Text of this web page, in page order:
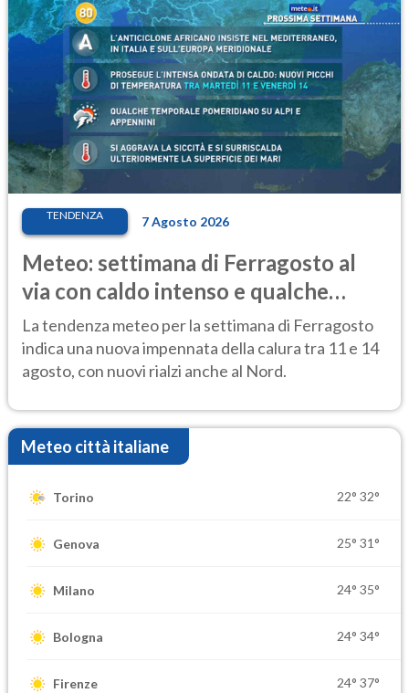
TENDENZA 7 Agosto 2026
Meteo: settimana di Ferragosto al
via con caldo intenso e qualche
temporale
La tendenza meteo per la settimana di Ferragosto
indica una nuova impennata della calura tra 11 e 14
agosto, con nuovi rialzi anche al Nord.
Meteo città italiane
Torino 22° 32°
Genova 25° 31°
Milano 24° 35°
Bologna 24° 34°
Firenze 24° 37°